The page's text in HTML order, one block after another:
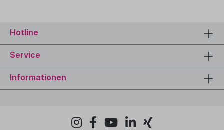
Hotline
Service
Informationen